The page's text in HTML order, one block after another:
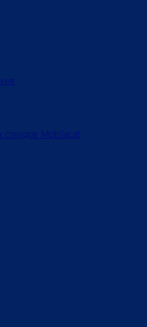
стендов Mobilecat